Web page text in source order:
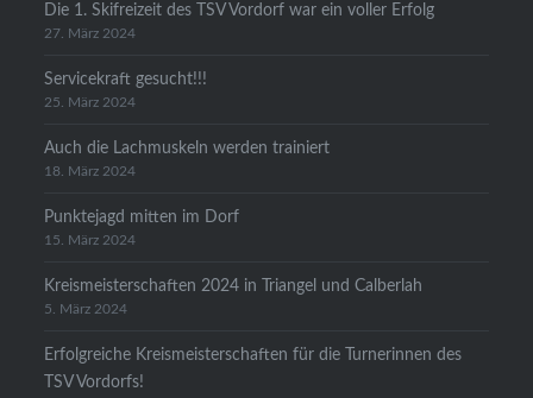
Die 1. Skifreizeit des TSV Vordorf war ein voller Erfolg
27. März 2024
Servicekraft gesucht!!!
25. März 2024
Auch die Lachmuskeln werden trainiert
18. März 2024
Punktejagd mitten im Dorf
15. März 2024
Kreismeisterschaften 2024 in Triangel und Calberlah
5. März 2024
Erfolgreiche Kreismeisterschaften für die Turnerinnen des
TSV Vordorfs!